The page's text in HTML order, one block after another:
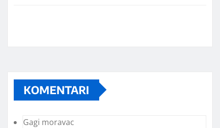
KOMENTARI
Gagi moravac